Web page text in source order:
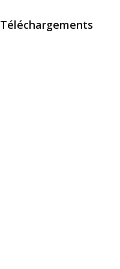
Téléchargements